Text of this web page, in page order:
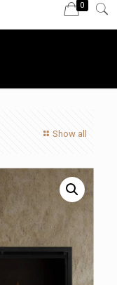
0
Show all